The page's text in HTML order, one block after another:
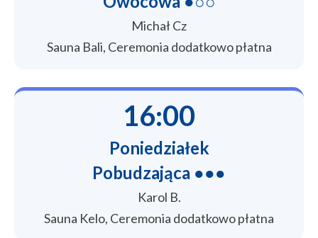
Michał Cz
Sauna Bali, Ceremonia dodatkowo płatna
16:00
Poniedziałek
Pobudzająca ●●●
Karol B.
Sauna Kelo, Ceremonia dodatkowo płatna